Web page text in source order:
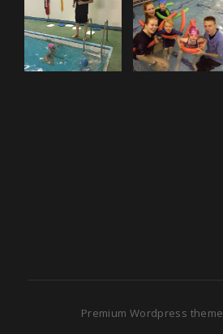
Premium Wordpress theme